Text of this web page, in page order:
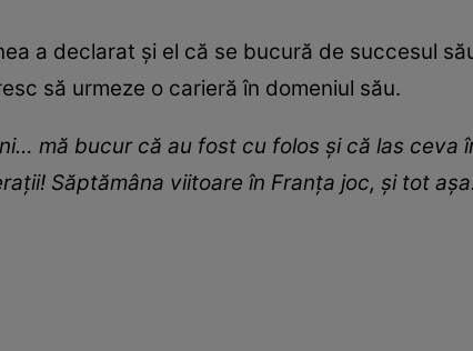
a declarat și el că se bucură de succesul
să urmeze o carieră în domeniul său.
mă bucur că au fost cu folos și că las ceva
Săptămâna viitoare în Franța joc, și tot